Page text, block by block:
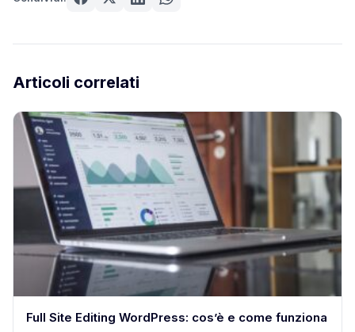
Articoli correlati
Full Site Editing WordPress: cos’è e come funziona